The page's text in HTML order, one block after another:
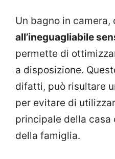
Un bagno in camera,
all’ineguagliabile
permette di
a disposizione.
difatti, può risultare
per evitare di
principale della
della famiglia.